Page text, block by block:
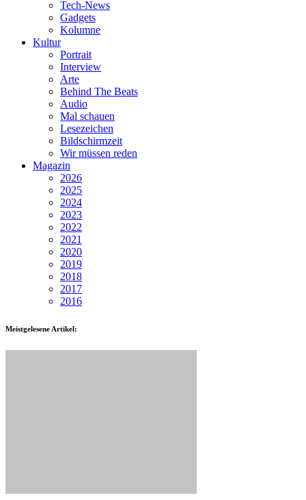
Tech-News
Gadgets
Kolumne
Kultur
Portrait
Interview
Arte
Behind The Beats
Audio
Mal schauen
Lesezeichen
Bildschirmzeit
Wir müssen reden
Magazin
2026
2025
2024
2023
2022
2021
2020
2019
2018
2017
2016
Meistgelesene Artikel: